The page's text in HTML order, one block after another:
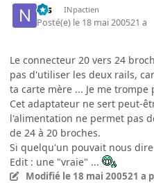
Nis INpactien
Posté(e) le 18 mai 200521 a
Le connecteur 20 vers 24
pas d'utiliser les deux rails,
ta carte mère ... Je me trompe
Cet adaptateur ne sert peut-
l'alimentation ne permet pas
de 24 à 20 broches.
Si quelqu'un pouvait nous
Edit : une "vraie" ...
Modifié le 18 mai 200521 a